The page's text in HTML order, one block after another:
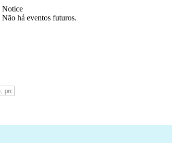
Notice
Não há eventos futuros.